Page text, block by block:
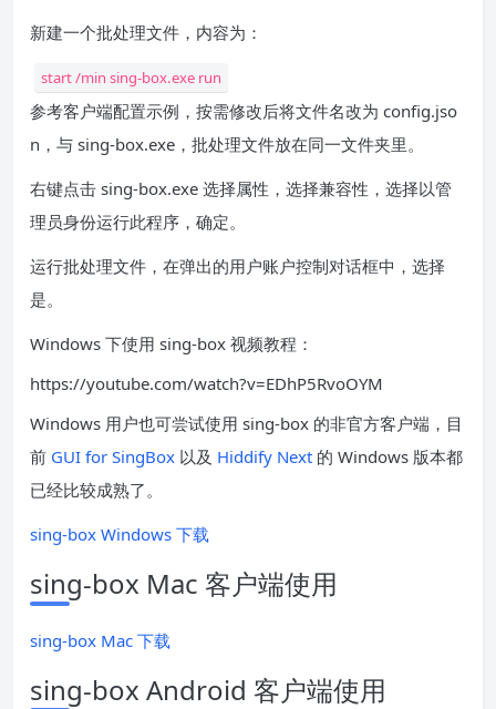
新建一个批处理文件，内容为：
start /min sing-box.exe run
参考客户端配置示例，按需修改后将文件名改为 config.jso
n，与 sing-box.exe，批处理文件放在同一文件夹里。
右键点击 sing-box.exe 选择属性，选择兼容性，选择以管
理员身份运行此程序，确定。
运行批处理文件，在弹出的用户账户控制对话框中，选择
是。
Windows 下使用 sing-box 视频教程：
https://youtube.com/watch?v=EDhP5RvoOYM
Windows 用户也可尝试使用 sing-box 的非官方客户端，目
前 GUI for SingBox 以及 Hiddify Next 的 Windows 版本都
已经比较成熟了。
sing-box Windows 下载
sing-box Mac 客户端使用
sing-box Mac 下载
sing-box Android 客户端使用